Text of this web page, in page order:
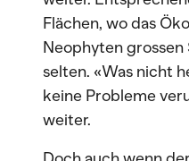
Flächen, wo das
Neophyten grossen
selten. «Was nicht
keine Probleme
weiter.